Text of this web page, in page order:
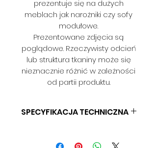
prezentuje się na dużych
meblach jak narożniki czy sofy
modułowe.
Prezentowane zdjęcia są
poglądowe. Rzeczywisty odcień
lub struktura tkaniny może się
nieznacznie różnić w zależności
od partii produktu.
SPECYFIKACJA TECHNICZNA
GRAMATURA: 450 G/M2